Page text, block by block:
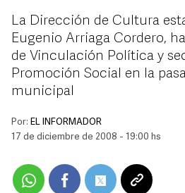
La Dirección de Cultura
Eugenio Arriaga Cordero,
de Vinculación Política y
Promoción Social en la
municipal
Por: EL INFORMADOR
17 de diciembre de 2008 - 19:00 hs